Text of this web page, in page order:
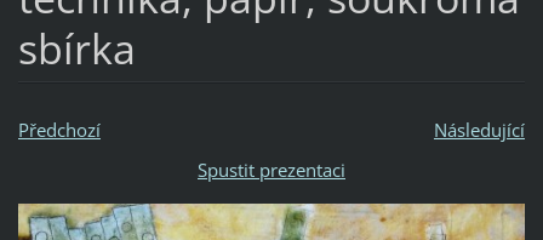
sbírka
Předchozí
Následující
Spustit prezentaci